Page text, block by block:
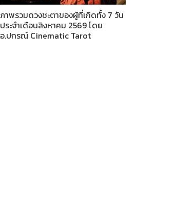
ภาพรวมดวงชะตาของผู้ที่เกิดทั้ง 7 วัน
ประจำเดือนสิงหาคม 2569 โดย
อ.ปกรณ์ Cinematic Tarot